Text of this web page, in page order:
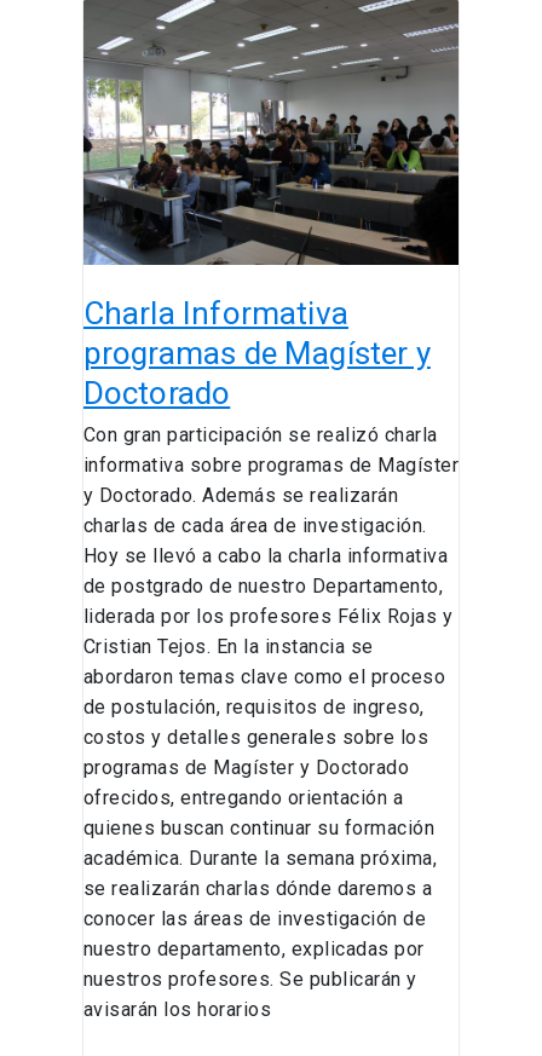
Charla Informativa
programas de Magíster y
Doctorado
Con gran participación se realizó charla
informativa sobre programas de Magíster
y Doctorado. Además se realizarán
charlas de cada área de investigación.
Hoy se llevó a cabo la charla informativa
de postgrado de nuestro Departamento,
liderada por los profesores Félix Rojas y
Cristian Tejos. En la instancia se
abordaron temas clave como el proceso
de postulación, requisitos de ingreso,
costos y detalles generales sobre los
programas de Magíster y Doctorado
ofrecidos, entregando orientación a
quienes buscan continuar su formación
académica. Durante la semana próxima,
se realizarán charlas dónde daremos a
conocer las áreas de investigación de
nuestro departamento, explicadas por
nuestros profesores. Se publicarán y
avisarán los horarios
Informativa
programas
de
Magíster
y
Doctorado